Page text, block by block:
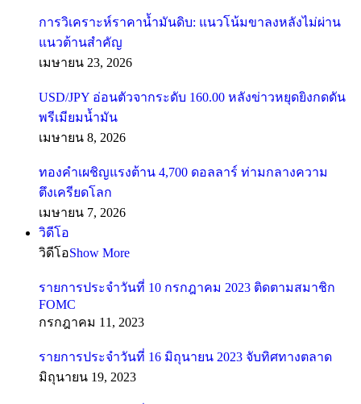
การวิเคราะห์ราคาน้ำมันดิบ: แนวโน้มขาลงหลังไม่ผ่าน
แนวต้านสำคัญ
เมษายน 23, 2026
USD/JPY อ่อนตัวจากระดับ 160.00 หลังข่าวหยุดยิงกดดัน
พรีเมียมน้ำมัน
เมษายน 8, 2026
ทองคำเผชิญแรงต้าน 4,700 ดอลลาร์ ท่ามกลางความ
ตึงเครียดโลก
เมษายน 7, 2026
วิดีโอ
วิดีโอShow More
รายการประจำวันที่ 10 กรกฎาคม 2023 ติดตามสมาชิก
FOMC
กรกฎาคม 11, 2023
รายการประจำวันที่ 16 มิถุนายน 2023 จับทิศทางตลาด
มิถุนายน 19, 2023